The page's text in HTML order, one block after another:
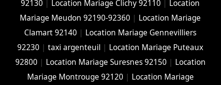
92130 Location Mariage Clichy 92110
Location
Mariage Meudon 92190-92360 | Location Mariage
Clamart 92140 | Location Mariage Gennevilliers
92230 |taxi argenteuil | Location Mariage Puteaux
92800 | Location Mariage Suresnes 92150 | Location
Mariage Montrouge 92120 | Location Mariage